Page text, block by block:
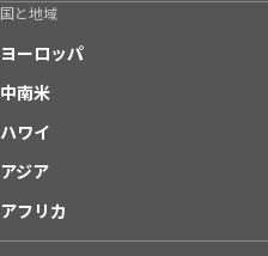
国と地域
ヨーロッパ
中南米
ハワイ
アジア
アフリカ